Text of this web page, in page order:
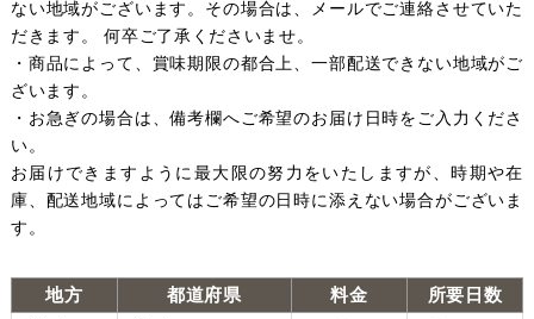
ない地域がございます。その場合は、メールでご連絡させていた
だきます。 何卒ご了承くださいませ。
・商品によって、賞味期限の都合上、一部配送できない地域がご
ざいます。
・お急ぎの場合は、備考欄へご希望のお届け日時をご入力くださ
い。
お届けできますように最大限の努力をいたしますが、時期や在
庫、配送地域によってはご希望の日時に添えない場合がございま
す。
地方 都道府県 料金 所要日数